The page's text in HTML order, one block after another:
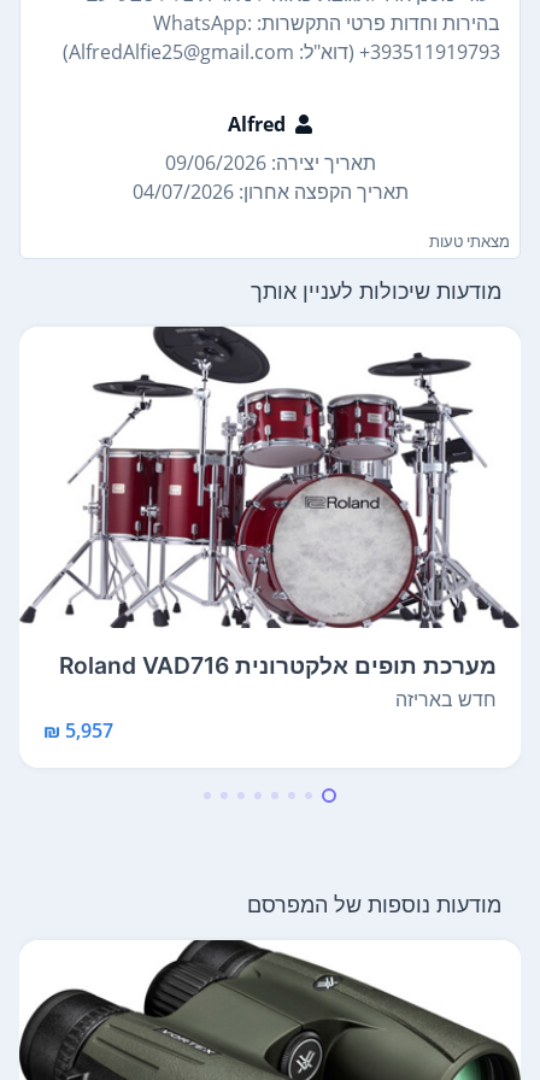
בהירות וחדות פרטי התקשרות: WhatsApp:
+393511919793 (דוא"ל: AlfredAlfie25@gmail.com)
Alfred
תאריך יצירה: 09/06/2026
תאריך הקפצה אחרון: 04/07/2026
מצאתי טעות
מודעות שיכולות לעניין אותך
מערכת תופים אלקטרונית Roland VAD716
V-Dr...
חדש באריזה
5,957 ₪
מודעות נוספות של המפרסם